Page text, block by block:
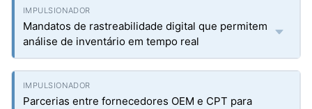
Mandatos de rastreabilidade digital que permitem
análise de inventário em tempo real
Parcerias entre fornecedores OEM e CPT para